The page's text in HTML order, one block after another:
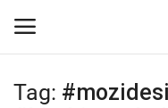
Login
Tag: